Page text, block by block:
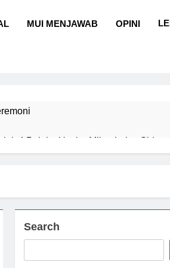
MUI MENJAWAB OPINI
4 Pelaku Usaha Mikro Lulus Sidang
Selatan
dan Sains
Search